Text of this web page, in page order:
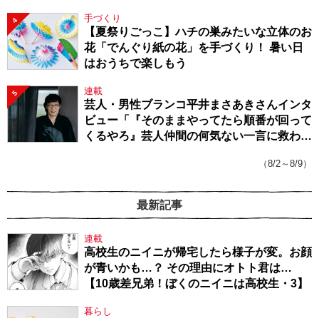
4 手づくり
【夏祭りごっこ】ハチの巣みたいな立体のお
花「でんぐり紙の花」を手づくり！ 暑い日
はおうちで楽しもう
5 連載
芸人・男性ブランコ平井まさあきさんインタ
ビュー「『そのままやってたら順番が回って
くるやろ』芸人仲間の何気ない一言に救われ
（8/2～8/9）
最新記事
連載
高校生のニイニが帰宅したら様子が変。お顔
が青いかも…？ その理由にオトト君は…
【10歳差兄弟！ぼくのニイニは高校生・3】
暮らし